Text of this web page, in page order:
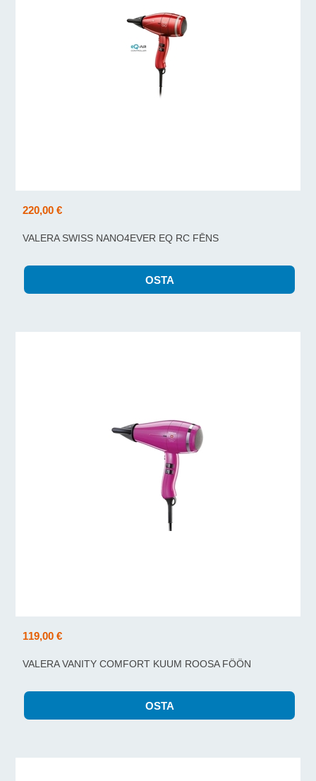
220,00 €
VALERA SWISS NANO4EVER EQ RC FĒNS
119,00 €
VALERA VANITY COMFORT KUUM ROOSA FÖÖN